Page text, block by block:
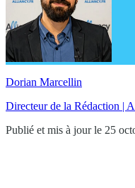
Dorian Marcellin
Directeur de la Rédaction |
Publié et mis à jour le 25